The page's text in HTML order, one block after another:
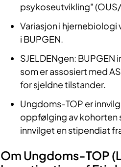
psykoseutvikling"
Variasjon i
i BUPGEN.
SJELDENgen:
som er assosiert med
for sjeldne tilstander.
Ungdoms-TOP er
oppfølging av kohorten
innvilget en stipendiat
Om Ungdoms-TOP